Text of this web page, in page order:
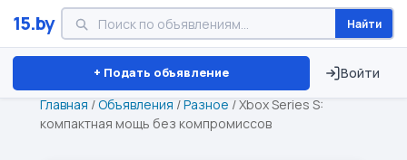
15.by Найти
+ Подать объявление Войти
Минск Витебск Брест ⏱ ТОЛЬКО 15 ДНЕЙ
Главная /Объявления /Разное /Xbox Series S:
компактная мощь без компромиссов